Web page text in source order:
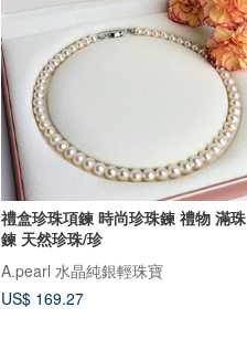
禮盒珍珠項鍊 時尚珍珠鍊 禮物 滿珠
鍊 天然珍珠/珍
A.pearl 水晶純銀輕珠寶
US$ 169.27